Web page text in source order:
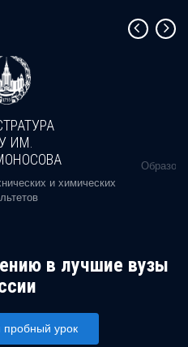
ИМ.
и химических
в лучшие вузы
пробный урок